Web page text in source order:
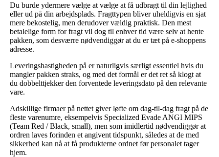
Du burde ydermere vælge at vælge at få udbragt til din lejlighed
eller ud på din arbejdsplads. Fragttypen bliver uheldigvis en sjat
mere bekostelig, men derudover vældig praktisk. Den mest
betalelige form for fragt vil dog til enhver tid være selv at hente
pakken, som desværre nødvendiggør at du er tæt på e-shoppens
adresse.
Leveringshastigheden på er naturligvis særligt essentiel hvis du
mangler pakken straks, og med det formål er det ret så klogt at
du dobbelttjekker den forventede leveringsdato på den relevante
vare.
Adskillige firmaer på nettet giver løfte om dag-til-dag fragt på de
fleste varenumre, eksempelvis Specialized Evade ANGI MIPS
(Team Red / Black, small), men som imidlertid nødvendiggør at
ordren laves forinden et angivent tidspunkt, således at de med
sikkerhed kan nå at få produkterne ordnet før personalet tager
hjem.